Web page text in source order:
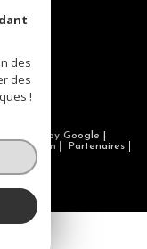
by Google |
Admin
Partenaires
des
des
!